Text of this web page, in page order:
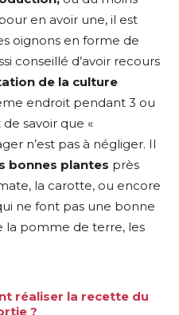
en avoir une, il est
oignons en forme de
conseillé d’avoir recours
de la culture
endroit pendant 3 ou
savoir que «
n’est pas à négliger. Il
bonnes plantes près
la carotte, ou encore
ne font pas une bonne
la pomme de terre, les
réaliser la recette du
?